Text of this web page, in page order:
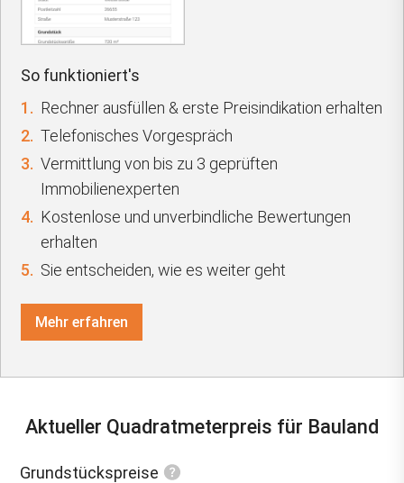
So funktioniert's
1. Rechner ausfüllen & erste Preisindikation erhalten
2. Telefonisches Vorgespräch
3. Vermittlung von bis zu 3 geprüften
Immobilienexperten
4. Kostenlose und unverbindliche Bewertungen
erhalten
5. Sie entscheiden, wie es weiter geht
Mehr erfahren
Aktueller Quadratmeterpreis für Bauland
Grundstückspreise